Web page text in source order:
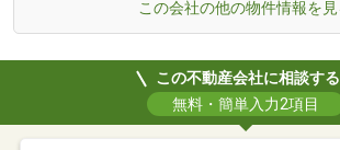
この会社の他の物件情報を見
この不動産会社に相談する
無料・簡単入力2項目